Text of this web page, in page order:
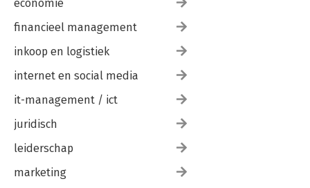
economie
financieel management
inkoop en logistiek
internet en social media
it-management / ict
juridisch
leiderschap
marketing